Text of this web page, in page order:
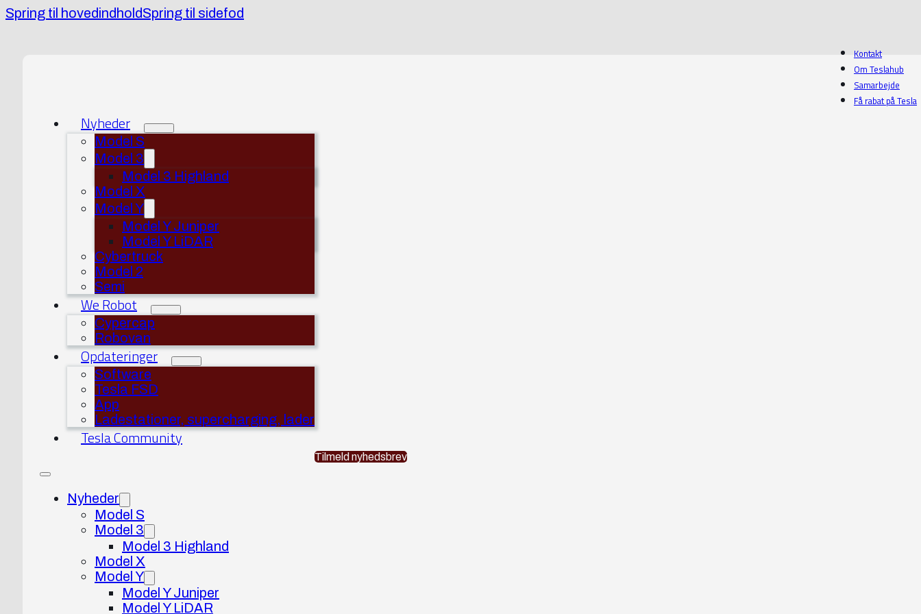
Spring til hovedindholdSpring til sidefod
Kontakt
Om Teslahub
Samarbejde
Få rabat på Tesla
Nyheder
Model S
Model 3
Model 3 Highland
Model X
Model Y
Model Y Juniper
Model Y LiDAR
Cybertruck
Model 2
Semi
We Robot
Cypercap
Robovan
Opdateringer
Software
Tesla FSD
App
Ladestationer, supercharging, lader
Tesla Community
Nyheder
Model S
Model 3
Model 3 Highland
Model X
Model Y
Model Y Juniper
Model Y LiDAR
Tilmeld nyhedsbrev